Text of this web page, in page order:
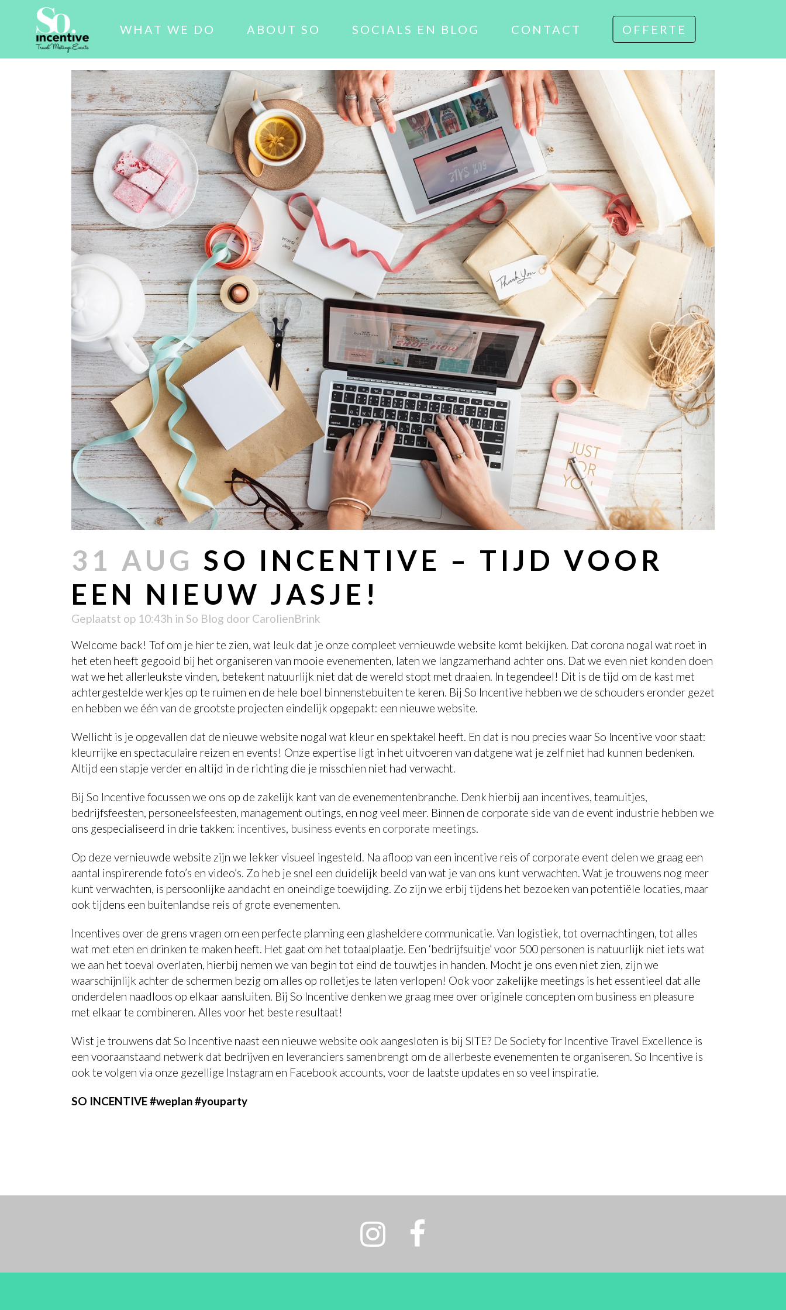
WHAT WE DO ABOUT SO SOCIALS EN BLOG CONTACT OFFERTE
31 AUG SO INCENTIVE – TIJD VOOR
EEN NIEUW JASJE!
Geplaatst op 10:43h in So Blog door CarolienBrink
Welcome back! Tof om je hier te zien, wat leuk dat je onze compleet vernieuwde website komt bekijken. Dat corona nogal wat roet in
het eten heeft gegooid bij het organiseren van mooie evenementen, laten we langzamerhand achter ons. Dat we even niet konden doen
wat we het allerleukste vinden, betekent natuurlijk niet dat de wereld stopt met draaien. In tegendeel! Dit is de tijd om de kast met
achtergestelde werkjes op te ruimen en de hele boel binnenstebuiten te keren. Bij So Incentive hebben we de schouders eronder gezet
en hebben we één van de grootste projecten eindelijk opgepakt: een nieuwe website.
Wellicht is je opgevallen dat de nieuwe website nogal wat kleur en spektakel heeft. En dat is nou precies waar So Incentive voor staat:
kleurrijke en spectaculaire reizen en events! Onze expertise ligt in het uitvoeren van datgene wat je zelf niet had kunnen bedenken.
Altijd een stapje verder en altijd in de richting die je misschien niet had verwacht.
Bij So Incentive focussen we ons op de zakelijk kant van de evenementenbranche. Denk hierbij aan incentives, teamuitjes,
bedrijfsfeesten, personeelsfeesten, management outings, en nog veel meer. Binnen de corporate side van de event industrie hebben we
ons gespecialiseerd in drie takken: incentives, business events en corporate meetings.
Op deze vernieuwde website zijn we lekker visueel ingesteld. Na afloop van een incentive reis of corporate event delen we graag een
aantal inspirerende foto’s en video’s. Zo heb je snel een duidelijk beeld van wat je van ons kunt verwachten. Wat je trouwens nog meer
kunt verwachten, is persoonlijke aandacht en oneindige toewijding. Zo zijn we erbij tijdens het bezoeken van potentiële locaties, maar
ook tijdens een buitenlandse reis of grote evenementen.
Incentives over de grens vragen om een perfecte planning een glasheldere communicatie. Van logistiek, tot overnachtingen, tot alles
wat met eten en drinken te maken heeft. Het gaat om het totaalplaatje. Een ‘bedrijfsuitje’ voor 500 personen is natuurlijk niet iets wat
we aan het toeval overlaten, hierbij nemen we van begin tot eind de touwtjes in handen. Mocht je ons even niet zien, zijn we
waarschijnlijk achter de schermen bezig om alles op rolletjes te laten verlopen! Ook voor zakelijke meetings is het essentieel dat alle
onderdelen naadloos op elkaar aansluiten. Bij So Incentive denken we graag mee over originele concepten om business en pleasure
met elkaar te combineren. Alles voor het beste resultaat!
Wist je trouwens dat So Incentive naast een nieuwe website ook aangesloten is bij SITE? De Society for Incentive Travel Excellence is
een vooraanstaand netwerk dat bedrijven en leveranciers samenbrengt om de allerbeste evenementen te organiseren. So Incentive is
ook te volgen via onze gezellige Instagram en Facebook accounts, voor de laatste updates en so veel inspiratie.
SO INCENTIVE #weplan #youparty